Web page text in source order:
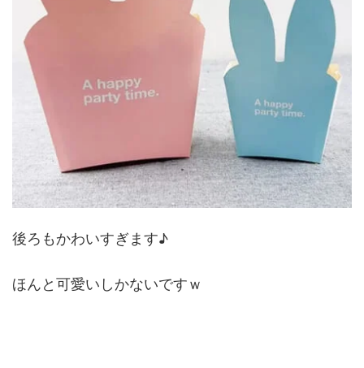
後ろもかわいすぎます♪
ほんと可愛いしかないですｗ